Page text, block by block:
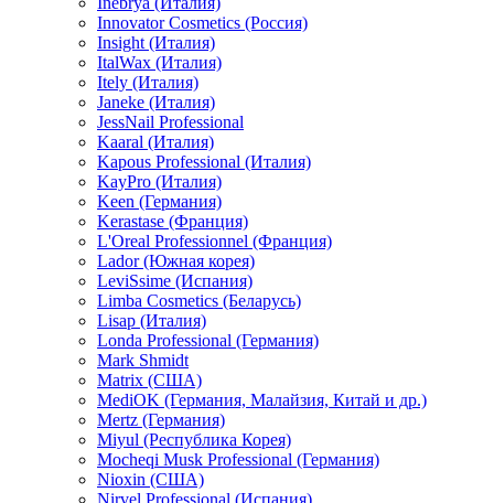
Innovator Cosmetics (Россия)
Insight (Италия)
ItalWax (Италия)
Itely (Италия)
Janeke (Италия)
JessNail Professional
Kaaral (Италия)
Kapous Professional (Италия)
KayPro (Италия)
Keen (Германия)
Kerastase (Франция)
L'Oreal Professionnel (Франция)
Lador (Южная корея)
LeviSsime (Испания)
Limba Cosmetics (Беларусь)
Lisap (Италия)
Londa Professional (Германия)
Mark Shmidt
Matrix (США)
MediOK (Германия, Малайзия, Китай и др.)
Mertz (Германия)
Miyul (Республика Корея)
Mocheqi Musk Professional (Германия)
Nioxin (США)
Nirvel Professional (Испания)